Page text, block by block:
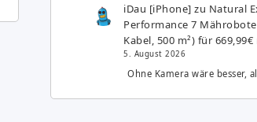
iDau [iPhone] zu Natural
Performance 7
Kabel, 500 m²) für
5. August 2026
Ohne Kamera wäre besser,